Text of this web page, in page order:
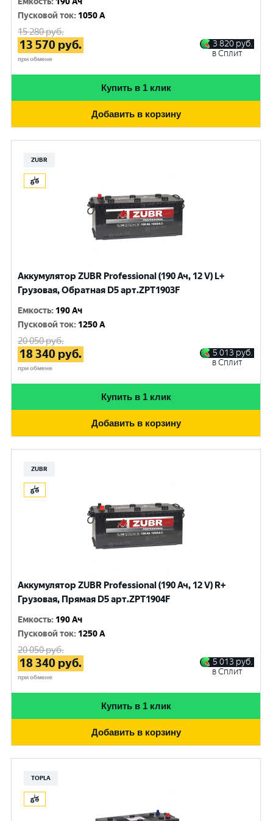
Пусковой ток: 1050 A
15 280руб.
13 570 руб.
при обмене
3 820 руб.
в Сплит
Купить в 1 клик
Добавить в корзину
ZUBR
Аккумулятор ZUBR Professional (190 Ач, 12 V) L+
Грузовая, Обратная D5 арт.ZPT1903F
Емкость: 190 Ач
Пусковой ток: 1250 A
20 050руб.
18 340 руб.
при обмене
5 013 руб.
в Сплит
Купить в 1 клик
Добавить в корзину
ZUBR
Аккумулятор ZUBR Professional (190 Ач, 12 V) R+
Грузовая, Прямая D5 арт.ZPT1904F
Емкость: 190 Ач
Пусковой ток: 1250 A
20 050руб.
18 340 руб.
при обмене
5 013 руб.
в Сплит
Купить в 1 клик
Добавить в корзину
TOPLA